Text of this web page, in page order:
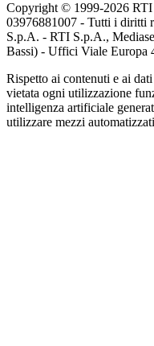
Copyright © 1999-2026 RTI
03976881007 - Tutti i diritti
S.p.A. - RTI S.p.A.,
Bassi) - Uffici Viale Europa
Rispetto ai contenuti e ai
vietata ogni utilizzazione
intelligenza artificiale
utilizzare mezzi